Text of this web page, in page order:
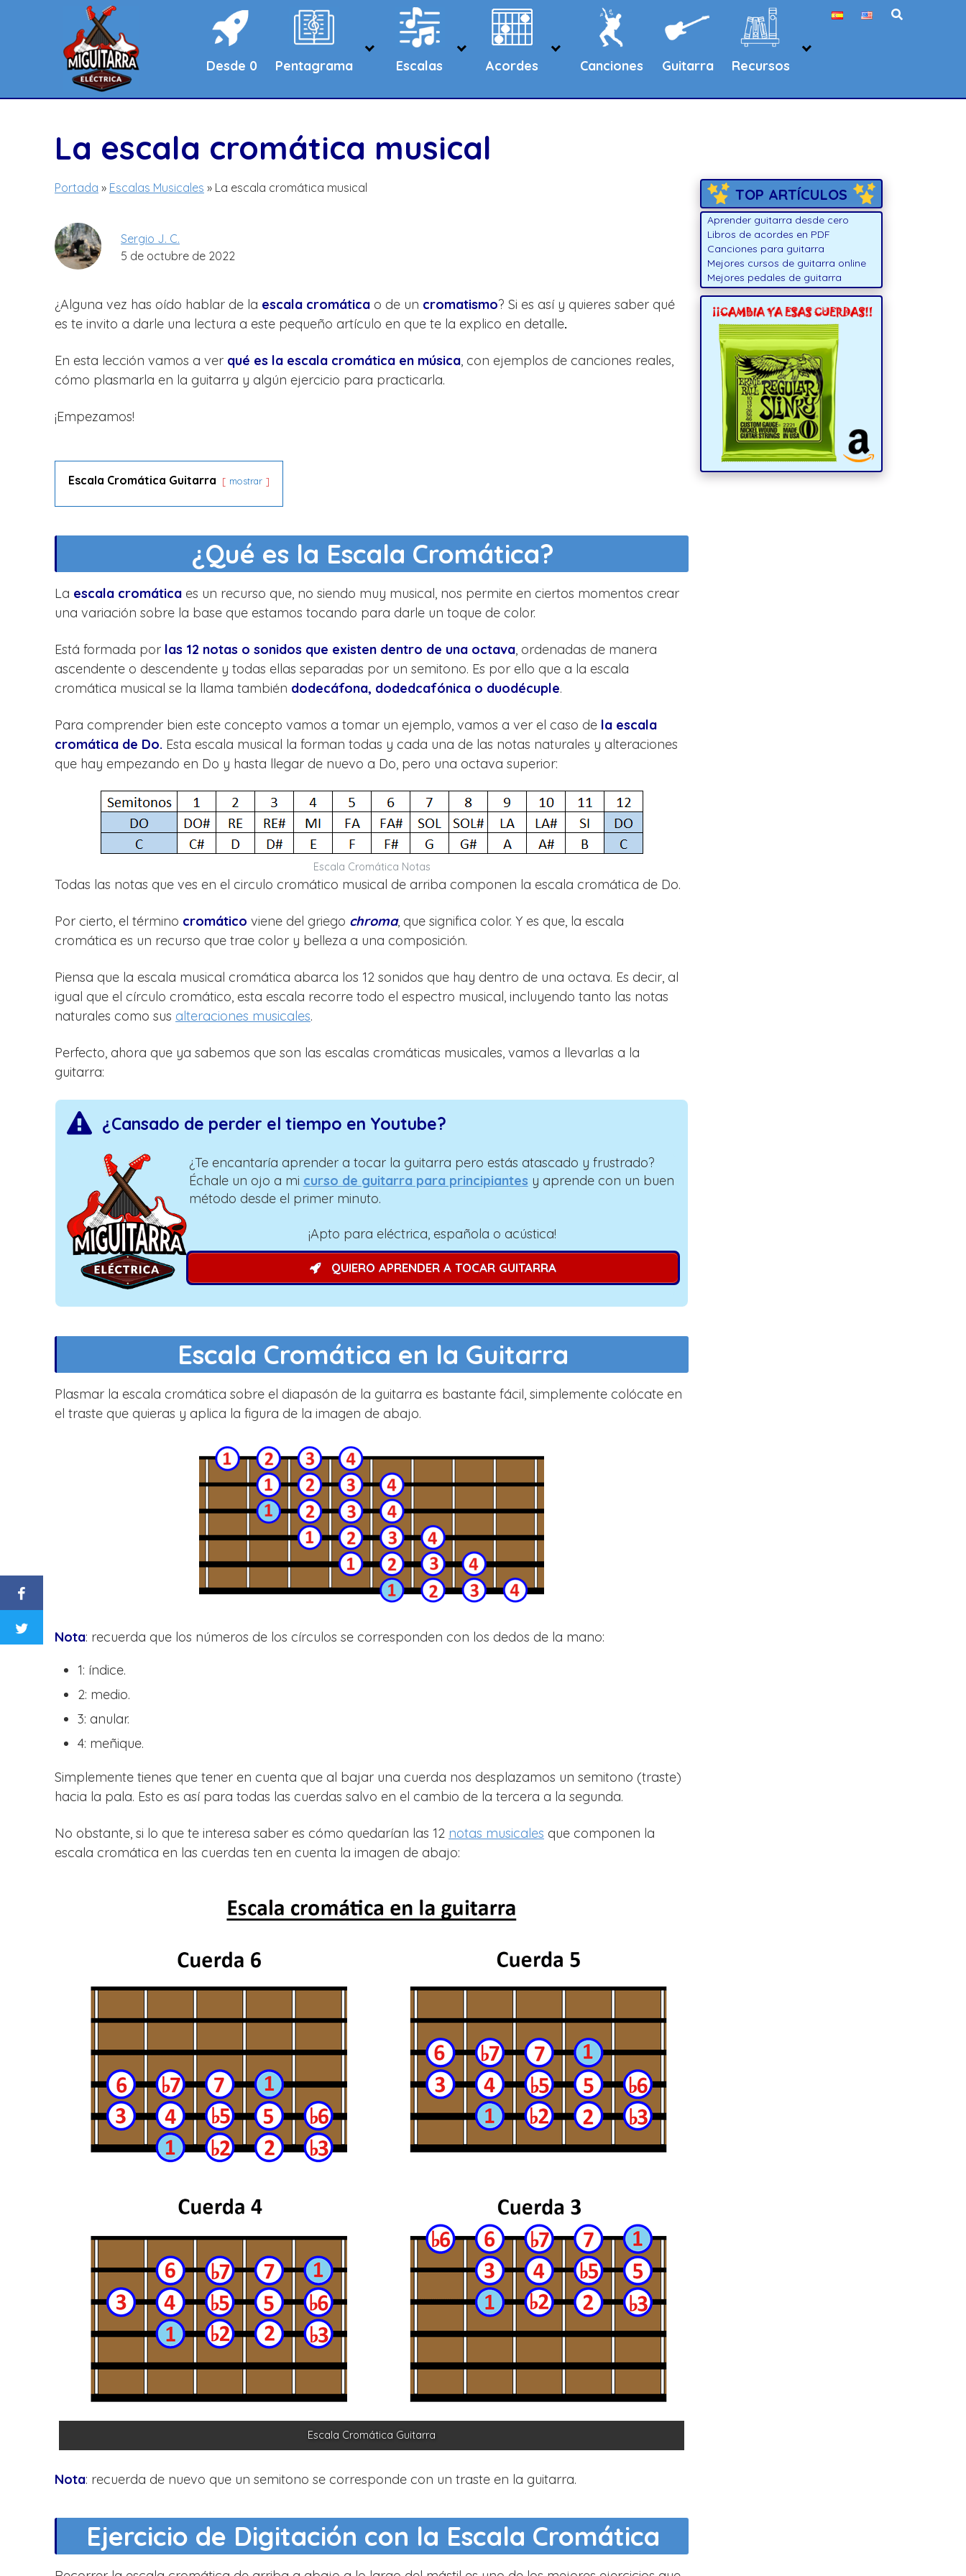
Desde 0 Pentagrama Escalas Acordes Canciones Guitarra Recursos
La escala cromática musical
Portada » Escalas Musicales » La escala cromática musical
Sergio J. C.
5 de octubre de 2022
¿Alguna vez has oído hablar de la escala cromática o de un cromatismo? Si es así y quieres saber qué
es te invito a darle una lectura a este pequeño artículo en que te la explico en detalle.
En esta lección vamos a ver qué es la escala cromática en música, con ejemplos de canciones reales,
cómo plasmarla en la guitarra y algún ejercicio para practicarla.
¡Empezamos!
Escala Cromática Guitarra mostrar
¿Qué es la Escala Cromática?
La escala cromática es un recurso que, no siendo muy musical, nos permite en ciertos momentos crear
una variación sobre la base que estamos tocando para darle un toque de color.
Está formada por las 12 notas o sonidos que existen dentro de una octava, ordenadas de manera
ascendente o descendente y todas ellas separadas por un semitono. Es por ello que a la escala
cromática musical se la llama también dodecáfona, dodedcafónica o duodécuple.
Para comprender bien este concepto vamos a tomar un ejemplo, vamos a ver el caso de la escala
cromática de Do. Esta escala musical la forman todas y cada una de las notas naturales y alteraciones
que hay empezando en Do y hasta llegar de nuevo a Do, pero una octava superior:
Escala Cromática Notas
Todas las notas que ves en el circulo cromático musical de arriba componen la escala cromática de Do.
Por cierto, el término cromático viene del griego chroma, que significa color. Y es que, la escala
cromática es un recurso que trae color y belleza a una composición.
Piensa que la escala musical cromática abarca los 12 sonidos que hay dentro de una octava. Es decir, al
igual que el círculo cromático, esta escala recorre todo el espectro musical, incluyendo tanto las notas
naturales como sus alteraciones musicales.
Perfecto, ahora que ya sabemos que son las escalas cromáticas musicales, vamos a llevarlas a la
guitarra:
¿Cansado de perder el tiempo en Youtube?
¿Te encantaría aprender a tocar la guitarra pero estás atascado y frustrado?
Échale un ojo a mi curso de guitarra para principiantes y aprende con un buen
método desde el primer minuto.
¡Apto para eléctrica, española o acústica!
QUIERO APRENDER A TOCAR GUITARRA
Escala Cromática en la Guitarra
Plasmar la escala cromática sobre el diapasón de la guitarra es bastante fácil, simplemente colócate en
el traste que quieras y aplica la figura de la imagen de abajo.
Nota: recuerda que los números de los círculos se corresponden con los dedos de la mano:
1: índice.
2: medio.
3: anular.
4: meñique.
Simplemente tienes que tener en cuenta que al bajar una cuerda nos desplazamos un semitono (traste)
hacia la pala. Esto es así para todas las cuerdas salvo en el cambio de la tercera a la segunda.
No obstante, si lo que te interesa saber es cómo quedarían las 12 notas musicales que componen la
escala cromática en las cuerdas ten en cuenta la imagen de abajo:
Escala Cromática Guitarra
Nota: recuerda de nuevo que un semitono se corresponde con un traste en la guitarra.
Ejercicio de Digitación con la Escala Cromática
TOP ARTÍCULOS
Aprender guitarra desde cero
Libros de acordes en PDF
Canciones para guitarra
Mejores cursos de guitarra online
Mejores pedales de guitarra